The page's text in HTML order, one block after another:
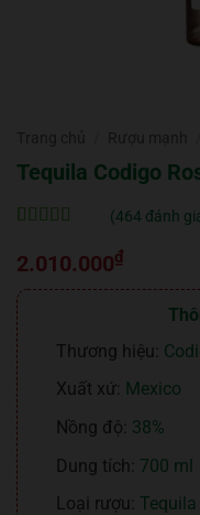
Tequila Codigo
trênđánh
giá
(464 đánh
2.010.000₫
Thương hiệu:
Xuất xứ: Mexico
Nồng độ: 38%
Dung tích: 700 ml
Loại rượu: Tequila